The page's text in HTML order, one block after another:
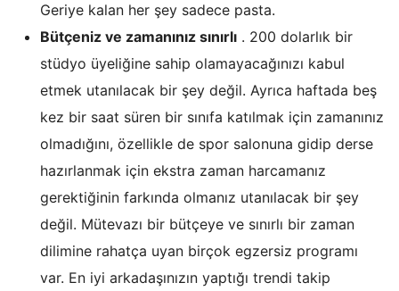
Geriye kalan her şey sadece pasta.
Bütçeniz ve zamanınız sınırlı . 200 dolarlık bir
stüdyo üyeliğine sahip olamayacağınızı kabul
etmek utanılacak bir şey değil. Ayrıca haftada beş
kez bir saat süren bir sınıfa katılmak için zamanınız
olmadığını, özellikle de spor salonuna gidip derse
hazırlanmak için ekstra zaman harcamanız
gerektiğinin farkında olmanız utanılacak bir şey
değil. Mütevazı bir bütçeye ve sınırlı bir zaman
dilimine rahatça uyan birçok egzersiz programı
var. En iyi arkadaşınızın yaptığı trendi takip